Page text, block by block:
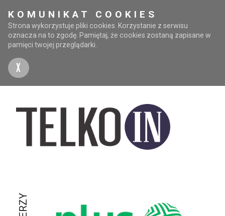
KOMUNIKAT COOKIES
Strona wykorzystuje pliki cookies. Korzystanie z serwisu
oznacza na to zgodę. Pamiętaj, że cookies zostaną zapisane w
pamięci twojej przeglądarki.
X